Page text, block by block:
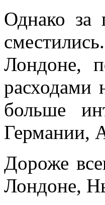
Однако за
Лондоне,
расходами
больше
Германии,
Дороже
Лондоне,